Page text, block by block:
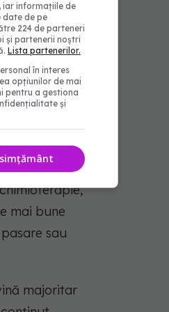
de
respectarea
lipidelor și
mai bune
sau
majoritar
iar informațiile de
de pe
224 de parteneri
și partenerii noștri
Lista partenerilor.
în interes
opțiunilor de mai
pentru a gestiona
și